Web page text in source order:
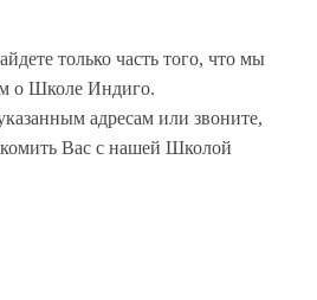
только часть того, что мы
о Школе Индиго.
адресам или звоните,
Вас с нашей Школой